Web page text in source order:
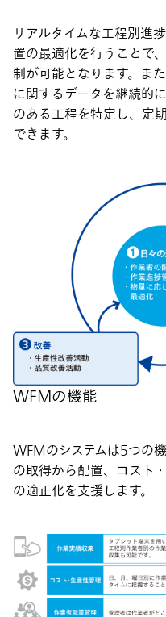
リアルタイムな工程別進
置の最適化を行うことで
制が可能となります。ま
に関するデータを継続的
のある工程を特定し、定
できます。
WFMの機能
WFMのシステムは5つの
の取得から配置、コスト
の適正化を支援します。